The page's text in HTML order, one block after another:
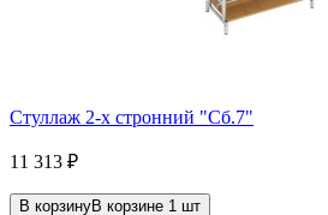
Стуллаж 2-х стронний "Сб.7"
11 313 ₽
В корзинуВ корзине 1 шт